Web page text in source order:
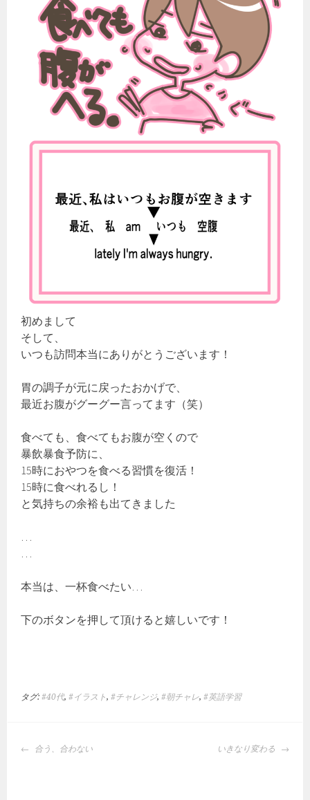
初めまして
そして、
いつも訪問本当にありがとうございます！
胃の調子が元に戻ったおかげで、
最近お腹がグーグー言ってます（笑）
食べても、食べてもお腹が空くので
暴飲暴食予防に、
15時におやつを食べる習慣を復活！
15時に食べれるし！
と気持ちの余裕も出てきました
…
…
本当は、一杯食べたい…
下のボタンを押して頂けると嬉しいです！
タグ:#40代,#イラスト,#チャレンジ,#朝チャレ,#英語学習
投合う、合わない いきなり変わる